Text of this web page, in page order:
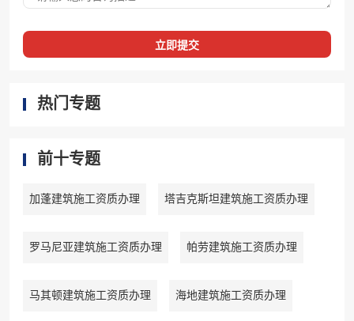
立即提交
热门专题
前十专题
加蓬建筑施工资质办理 塔吉克斯坦建筑施工资质办理
罗马尼亚建筑施工资质办理 帕劳建筑施工资质办理
马其顿建筑施工资质办理 海地建筑施工资质办理